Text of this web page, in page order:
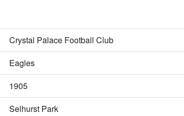
Crystal Palace Football Club
Eagles
1905
Selhurst Park